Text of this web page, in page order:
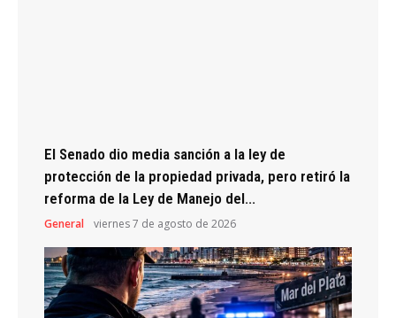
El Senado dio media sanción a la ley de
protección de la propiedad privada, pero retiró la
reforma de la Ley de Manejo del...
General viernes 7 de agosto de 2026